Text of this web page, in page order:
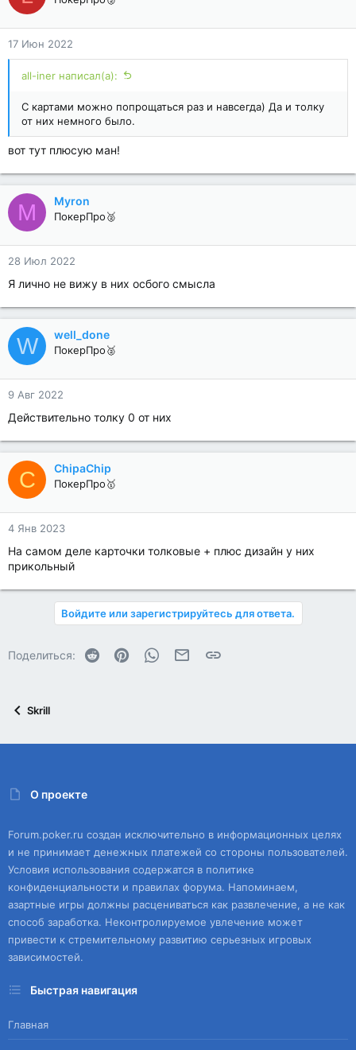
17 Июн 2022
all-iner написал(а):
C картами можно попрощаться раз и навсегда) Да и толку
от них немного было.
вот тут плюсую ман!
M Myron
ПокерПро🥈
28 Июл 2022
Я лично не вижу в них осбого смысла
W well_done
ПокерПро🥈
9 Авг 2022
Действительно толку 0 от них
C ChipaChip
ПокерПро🥇
4 Янв 2023
На самом деле карточки толковые + плюс дизайн у них
прикольный
Войдите или зарегистрируйтесь для ответа.
Поделиться: Reddit PinterestWhatsAppЭлектронная почта
Ссылка
Skrill
О проекте
Forum.poker.ru создан исключительно в информационных целях
и не принимает денежных платежей со стороны пользователей.
Условия использования содержатся в политике
конфиденциальности и правилах форума. Напоминаем,
азартные игры должны расцениваться как развлечение, а не как
способ заработка. Неконтролируемое увлечение может
привести к стремительному развитию серьезных игровых
зависимостей.
Быстрая навигация
Главная